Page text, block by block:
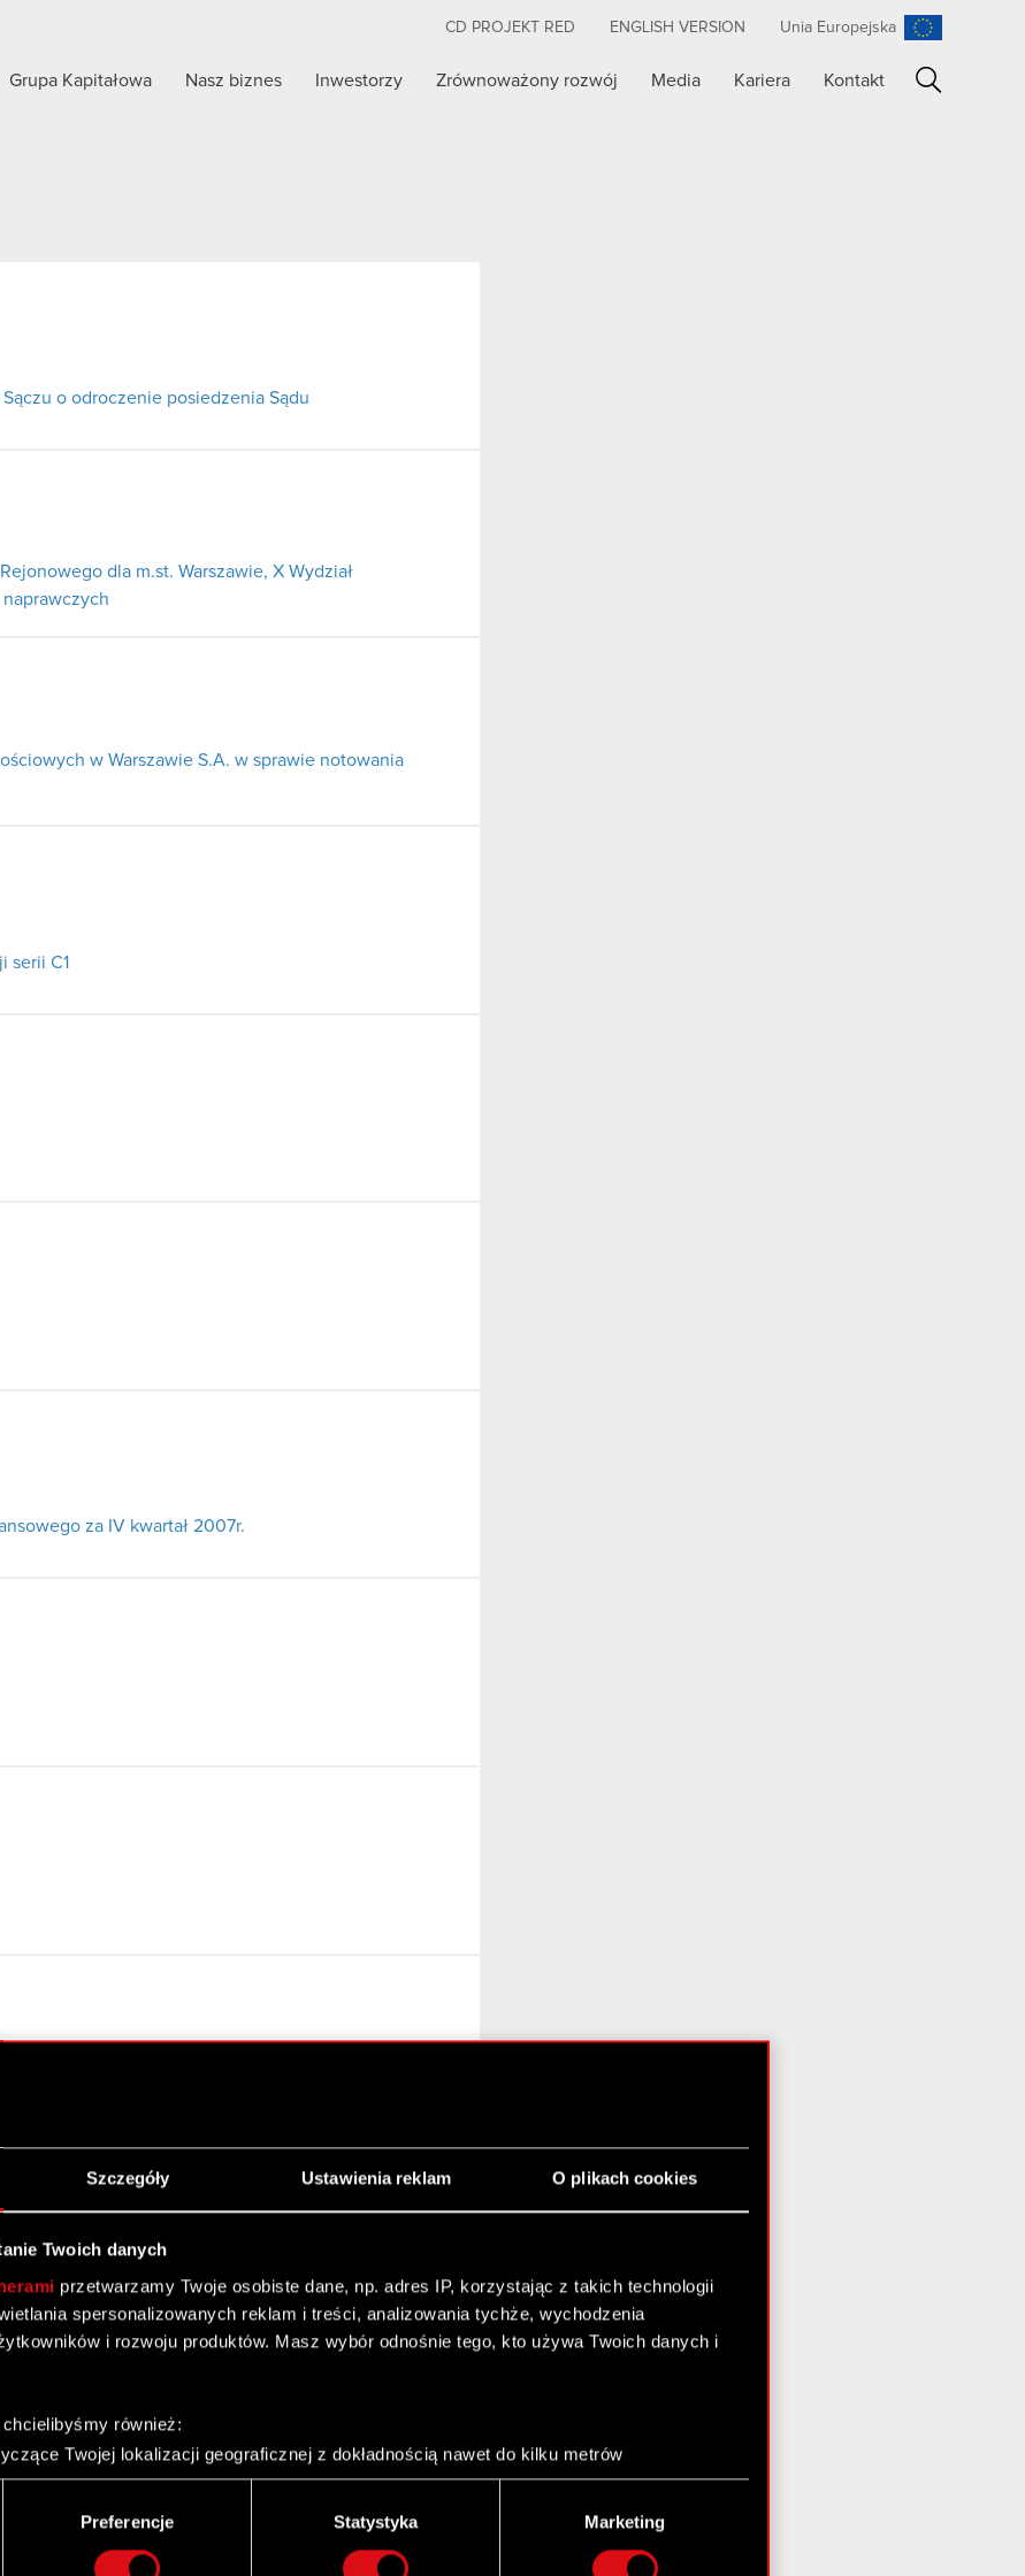
Szczegóły Ustawienia reklam O plikach cookies
Twoich danych
przetwarzamy Twoje osobiste dane, np. adres IP, korzystając z takich technologii
spersonalizowanych reklam i treści, analizowania tychże, wychodzenia
i rozwoju produktów. Masz wybór odnośnie tego, kto używa Twoich danych i
również:
Twojej lokalizacji geograficznej z dokładnością nawet do kilku metrów
aktywnie analizując charakteryzującego je zbiory danych (fingerprinting,
tego, jak Twoje osobiste dane są przetwarzane oraz ustaw własne preferencje w
cookie możesz zmienić lub wycofać swoją zgodę w dowolnej chwili.
Preferencje Statystyka Marketing
CD PROJEKT RED ENGLISH VERSION Unia Europejska
Grupa Kapitałowa Nasz biznes Inwestorzy Zrównoważony rozwój Media Kariera Kontakt
o odroczenie posiedzenia Sądu
dla m.st. Warszawie, X Wydział
w Warszawie S.A. w sprawie notowania
serii C1
za IV kwartał 2007r.
z siedzibą w Warszawie